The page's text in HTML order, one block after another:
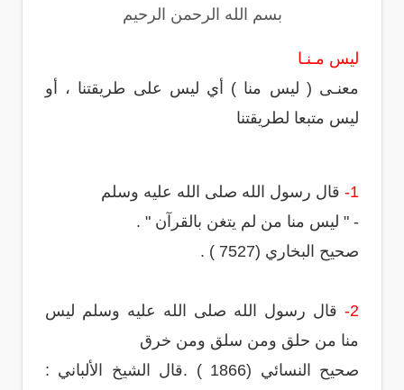
بسم الله الرحمن الرحيم
ليس مـنـا
معنـى ( ليس منا ) أي ليس على طريقتنا ، أو
ليس متبعا لطريقتنا
1-
قال رسول الله صلى الله عليه وسلم
- " ليس منا من لم يتغن بالقرآن " .
صحيح البخاري (7527 ) .
2-
قال رسول الله صلى الله عليه وسلم ليس
منا من حلق ومن سلق ومن خرق
صحيح النسائي (1866 ) .قال الشيخ الألباني :